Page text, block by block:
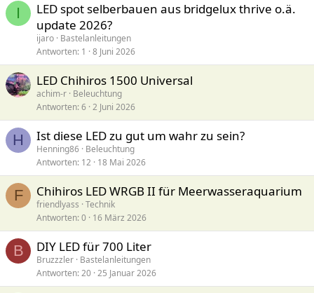
I
LED spot selberbauen aus bridgelux thrive o.ä.
update 2026?
ijaro Bastelanleitungen
Antworten 1 8 Juni 2026
LED Chihiros 1500 Universal
achim-r Beleuchtung
Antworten 6 2 Juni 2026
H Ist diese LED zu gut um wahr zu sein?
Henning86 Beleuchtung
Antworten 12 18 Mai 2026
F Chihiros LED WRGB II für Meerwasseraquarium
friendlyass Technik
Antworten 0 16 März 2026
B DIY LED für 700 Liter
Bruzzzler Bastelanleitungen
Antworten 20 25 Januar 2026